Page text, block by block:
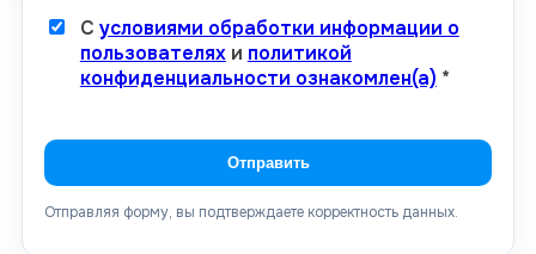
С условиями обработки информации о
пользователяхи политикой
конфиденциальности ознакомлен(а) *
Отправить
Отправляя форму, вы подтверждаете корректность данных.